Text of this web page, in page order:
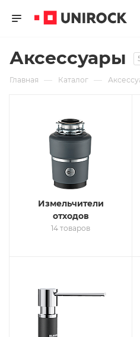
Аксессуары
Главная — Каталог —
Измельчители
отходов
14 товаров